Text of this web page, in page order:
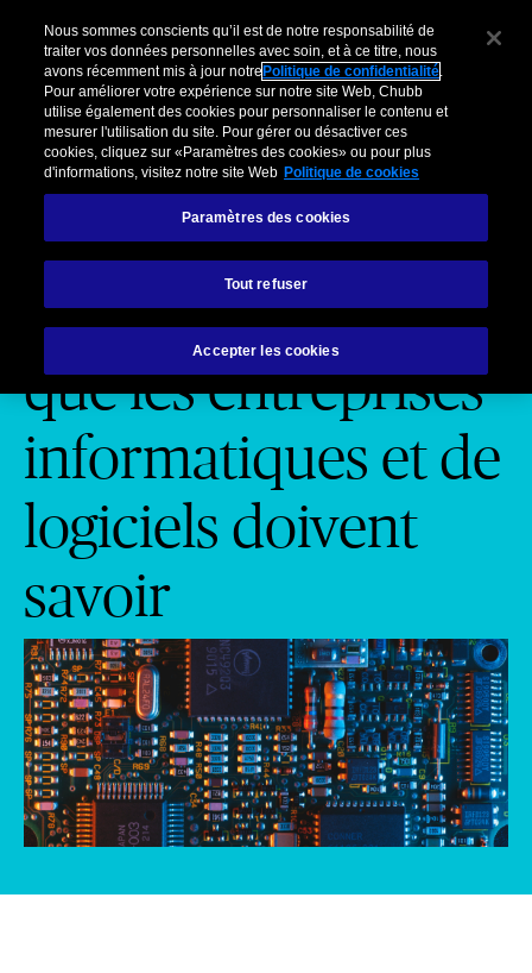
Pour Clients Entreprises Courtiers Organisations partenaires
INDUSTRY PRACTICES - SECTEUR DE L'ICT
NIS2 et DORA: Ce
que les entreprises
informatiques et de
logiciels doivent
savoir
Nous sommes conscients qu’il est de notre responsabilité de
traiter vos données personnelles avec soin, et à ce titre, nous
avons récemment mis à jour notre Politique de confidentialité.
Pour améliorer votre expérience sur notre site Web, Chubb
utilise également des cookies pour personnaliser le contenu et
mesurer l'utilisation du site. Pour gérer ou désactiver ces
cookies, cliquez sur «Paramètres des cookies» ou pour plus
d'informations, visitez notre site Web Politique de cookies
Paramètres des cookies
Tout refuser
Accepter les cookies